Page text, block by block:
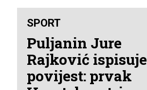
SPORT
Puljanin Jure
Rajković ispisuje
povijest: prvak